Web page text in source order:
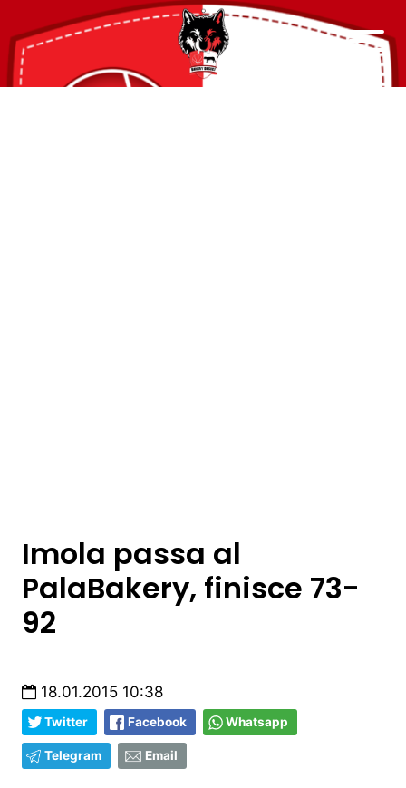
Imola passa al
PalaBakery, finisce 73-
92
18.01.2015 10:38
Twitter Facebook Whatsapp
Telegram Email